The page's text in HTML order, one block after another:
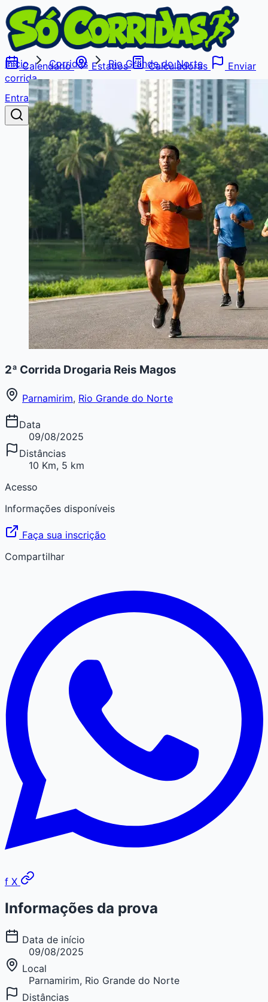
Calendário Estados Calculadoras
Enviar
corrida
Entrar
Buscar
Início Corridas Rio Grande do Norte
2ª Corrida Drogaria Reis Magos
Parnamirim, Rio Grande do Norte
Data
09/08/2025
Distâncias
10 Km, 5 km
Acesso
Informações disponíveis
Faça sua inscrição
Compartilhar
f X
Informações da prova
Data de início
09/08/2025
Local
Parnamirim, Rio Grande do Norte
Distâncias